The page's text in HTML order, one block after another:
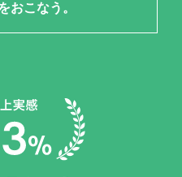
おこなう。